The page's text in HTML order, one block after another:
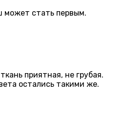
может стать первым.
приятная, не грубая.
остались такими же.